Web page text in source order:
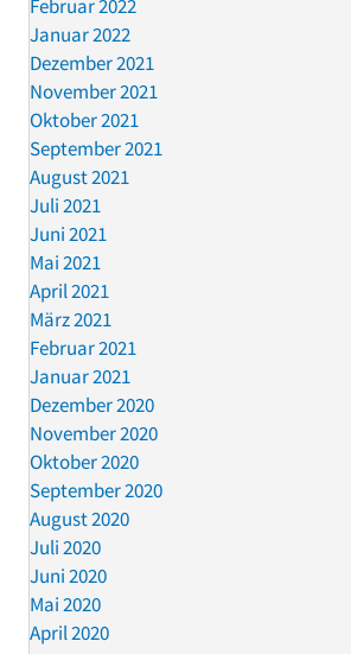
Februar 2022
Januar 2022
Dezember 2021
November 2021
Oktober 2021
September 2021
August 2021
Juli 2021
Juni 2021
Mai 2021
April 2021
März 2021
Februar 2021
Januar 2021
Dezember 2020
November 2020
Oktober 2020
September 2020
August 2020
Juli 2020
Juni 2020
Mai 2020
April 2020